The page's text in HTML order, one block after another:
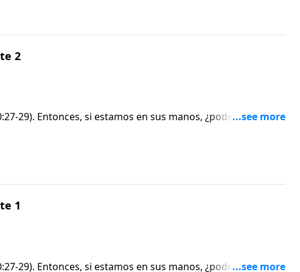
2
29). Entonces, si estamos en sus manos, ¿podemos ser
pudiera hacerlo, ese alguien sería mucho más poderoso
1
29). Entonces, si estamos en sus manos, ¿podemos ser